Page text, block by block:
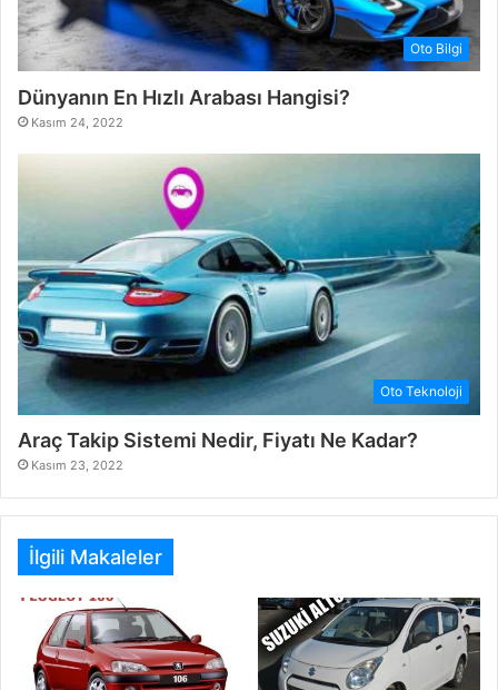
Oto Bilgi
Dünyanın En Hızlı Arabası Hangisi?
Kasım 24, 2022
Oto Teknoloji
Araç Takip Sistemi Nedir, Fiyatı Ne Kadar?
Kasım 23, 2022
İlgili Makaleler